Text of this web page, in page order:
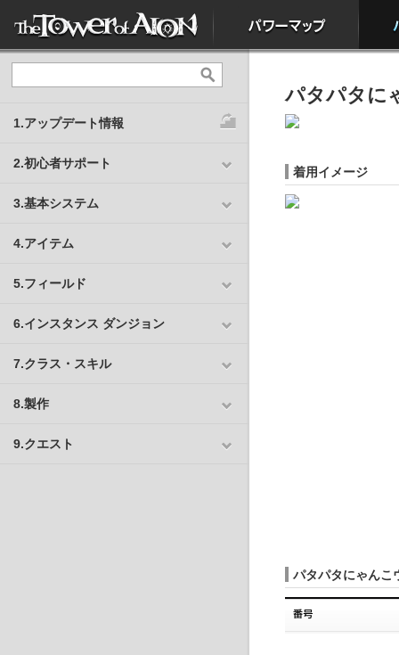
1.アップデート情報
2.初心者サポート
3.基本システム
4.アイテム
5.フィールド
6.インスタンス ダンジョン
7.クラス・スキル
8.製作
9.クエスト
パタパタに
着用イメージ
パタパタにゃんこ